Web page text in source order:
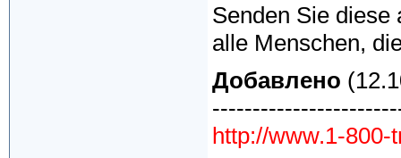
Senden Sie diese
alle Menschen,
Добавлено
http://www.1-